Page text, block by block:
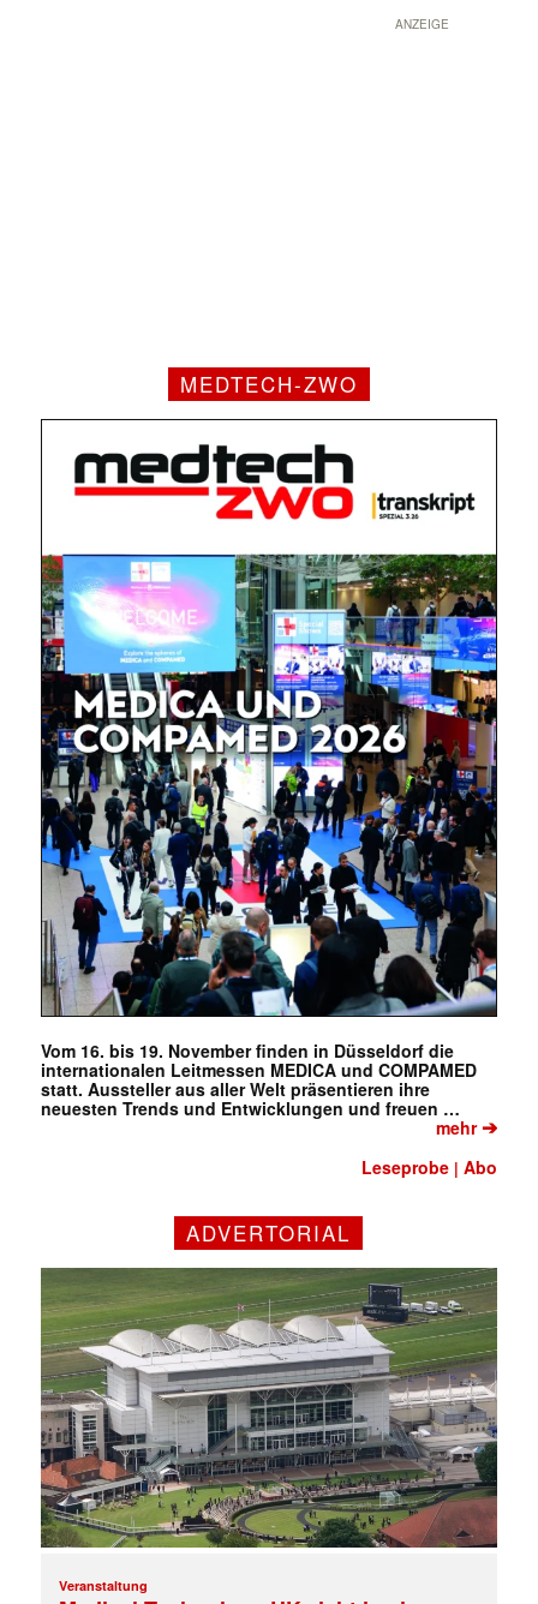
ANZEIGE
MEDTECH-ZWO
Vom 16. bis 19. November finden in Düsseldorf die
internationalen Leitmessen MEDICA und COMPAMED
statt. Aussteller aus aller Welt präsentieren ihre
neuesten Trends und Entwicklungen und freuen …
mehr➔
Leseprobe |Abo
ADVERTORIAL
Veranstaltung